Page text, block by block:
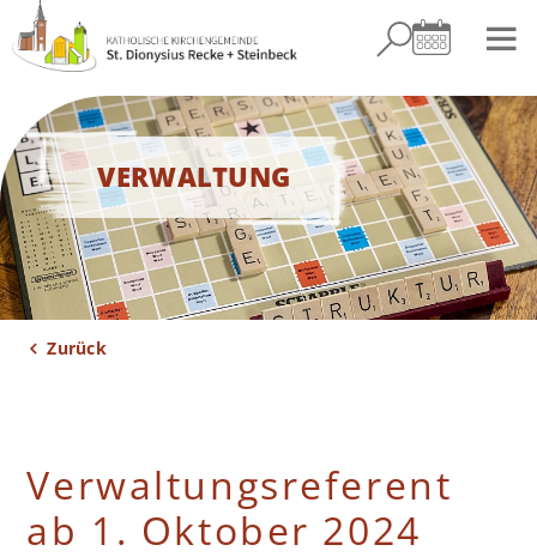
AKTUELLES
VERWALTUNG
Zurück
Verwaltungsreferent
ab 1. Oktober 2024